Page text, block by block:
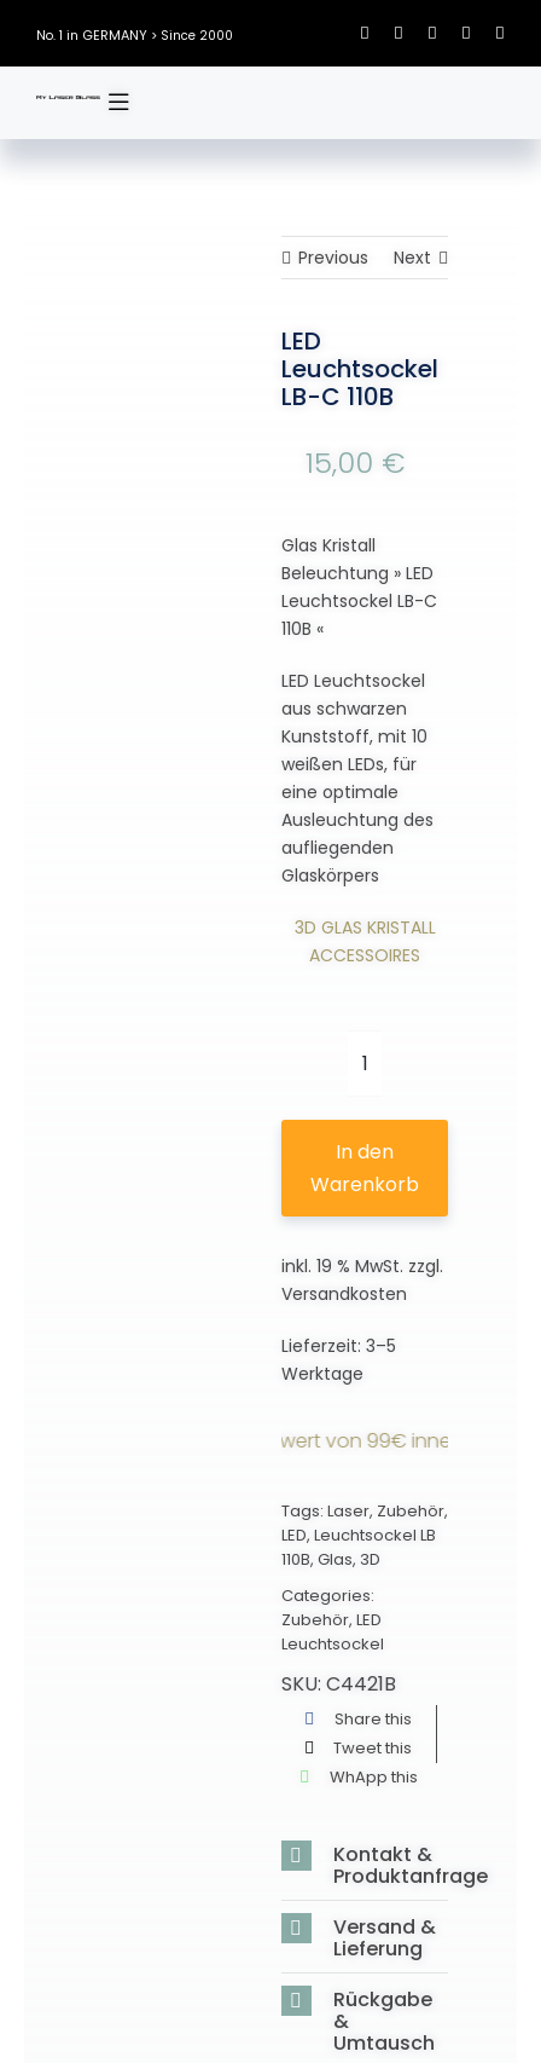
content
No. 1 in GERMANY > Since 2000
Previous Next
LED
Leuchtsockel
LB-C 110B
15,00 €
Glas Kristall
Beleuchtung » LED
Leuchtsockel LB-C
110B «
LED Leuchtsockel
aus schwarzen
Kunststoff, mit 10
weißen LEDs, für
eine optimale
Ausleuchtung des
aufliegenden
Glaskörpers
3D GLAS KRISTALL
ACCESSOIRES
LED
LB-
C
In den
Warenkorb
inkl. 19 % MwSt. zzgl.
Versandkosten
Lieferzeit: 3–5
Werktage
ab einem Bestellwert von 99€ innerhalb
Tags: Laser, Zubehör,
LED, Leuchtsockel LB
110B, Glas, 3D
Categories:
Zubehör, LED
Leuchtsockel
SKU: C4421B
Share this
Tweet this
WhApp this
Kontakt &
Produktanfrage
Versand &
Lieferung
Rückgabe
&
Umtausch